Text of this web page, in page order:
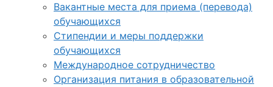
Вакантные места для приема (перевода)
обучающихся
Стипендии и меры поддержки
обучающихся
Международное сотрудничество
Организация питания в образовательной